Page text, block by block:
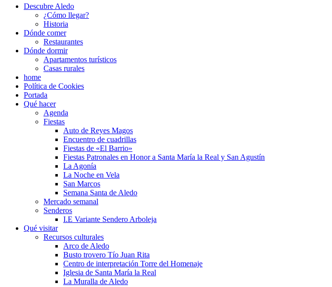
Descubre Aledo
¿Cómo llegar?
Historia
Dónde comer
Restaurantes
Dónde dormir
Apartamentos turísticos
Casas rurales
home
Política de Cookies
Portada
Qué hacer
Agenda
Fiestas
Auto de Reyes Magos
Encuentro de cuadrillas
Fiestas de «El Barrio»
Fiestas Patronales en Honor a Santa María la Real y San Agustín
La Agonía
La Noche en Vela
San Marcos
Semana Santa de Aledo
Mercado semanal
Senderos
I.E Variante Sendero Arboleja
Qué visitar
Recursos culturales
Arco de Aledo
Busto trovero Tío Juan Rita
Centro de interpretación Torre del Homenaje
Iglesia de Santa María la Real
La Muralla de Aledo